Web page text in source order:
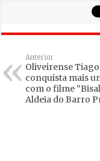
Anterior
Oliveirense
conquista mais
com o filme
Aldeia do Barro